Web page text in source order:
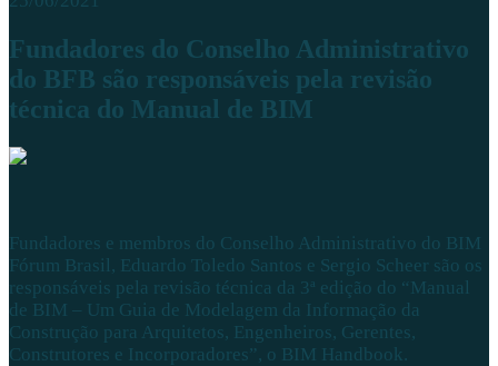
Fundadores do Conselho Administrativo
do BFB são responsáveis pela revisão
técnica do Manual de BIM
Fundadores e membros do Conselho Administrativo do BIM
Fórum Brasil, Eduardo Toledo Santos e Sergio Scheer são os
responsáveis pela revisão técnica da 3ª edição do “Manual
de BIM – Um Guia de Modelagem da Informação da
Construção para Arquitetos, Engenheiros, Gerentes,
Construtores e Incorporadores”, o BIM Handbook.